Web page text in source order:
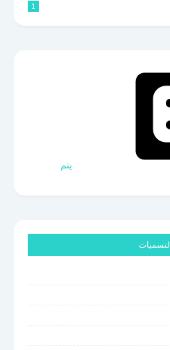
1
‏يتم
التسميات